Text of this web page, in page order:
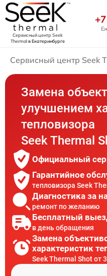
Сервисный центр Seek
Thermalв Екатеринбурге
Сервисный центр Seek
Замена
улучшением
тепловизора
Seek Thermal
Официальный
Гарантийное
тепловизора Seek
Диагностика за
ремонт по желанию
Бесплатный
в день обращения
Замена
характеристик
Seek Thermal Shot от